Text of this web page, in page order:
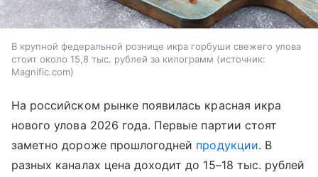
В крупной федеральной рознице икра горбуши свежего улова
стоит около 15,8 тыс. рублей за килограмм
источник:
Magnific.com
На российском рынке появилась красная икра
нового улова 2026 года. Первые партии стоят
заметно дороже прошлогодней продукции. В
разных каналах цена доходит до 15–18 тыс. рублей